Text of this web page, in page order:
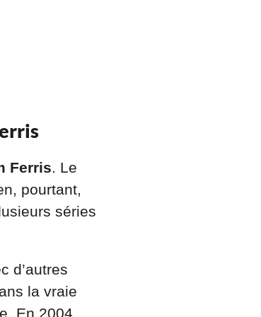
Ferris. Le
pourtant,
séries
d’autres
la vraie
En 2004,